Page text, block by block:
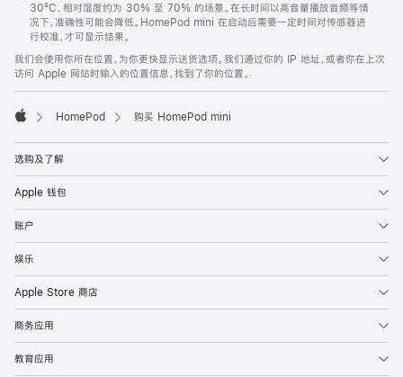
30ºC、相对湿度约为 30% 至 70% 的场景。在长时间以高音量播放音频等情
况下，准确性可能会降低。HomePod mini 在启动后需要一定时间对传感器进
行校准，才可显示结果。
我们会使用你所在位置，为你更快显示送货选项。我们通过你的 IP 地址，或者你在上次
访问 Apple 网站时输入的位置信息，找到了你的位置。
HomePod 购买 HomePod mini
选购及了解
Apple 钱包
账户
娱乐
Apple Store 商店
商务应用
教育应用